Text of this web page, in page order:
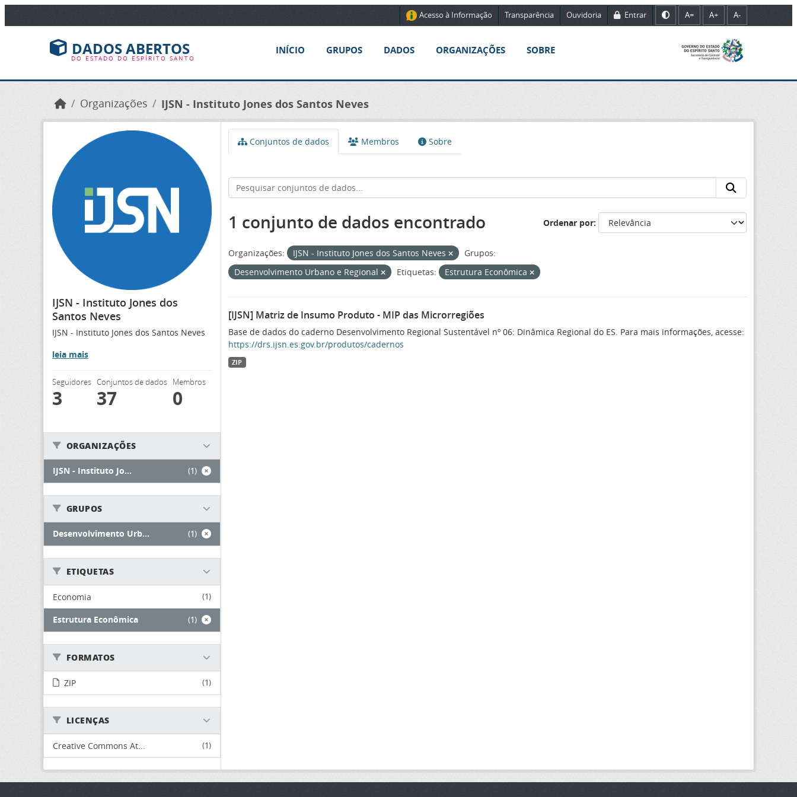
Ir para o conteúdo principal
Acesso à Informação Transparência Ouvidoria Entrar A= A+ A-
DADOS ABERTOS
DO ESTADO DO ESPÍRITO SANTO
INÍCIO GRUPOS DADOS ORGANIZAÇÕES SOBRE
Organizações IJSN - Instituto Jones dos Santos Neves
IJSN - Instituto Jones dos
Santos Neves
IJSN - Instituto Jones dos Santos Neves
leia mais
Seguidores
3
Conjuntos de dados
37
Membros
0
ORGANIZAÇÕES
IJSN - Instituto Jo... (1)
GRUPOS
Desenvolvimento Urb... (1)
ETIQUETAS
Economia (1)
Estrutura Econômica (1)
FORMATOS
ZIP (1)
LICENÇAS
Creative Commons At... (1)
Conjuntos de dados Membros Sobre
Ordenar por
1 conjunto de dados encontrado
Organizações: IJSN - Instituto Jones dos Santos Neves
Grupos:
Desenvolvimento Urbano e Regional
Etiquetas: Estrutura Econômica
[IJSN] Matriz de Insumo Produto - MIP das Microrregiões
Base de dados do caderno Desenvolvimento Regional Sustentável nº 06: Dinâmica Regional do ES. Para mais informações, acesse:
https://drs.ijsn.es.gov.br/produtos/cadernos
ZIP